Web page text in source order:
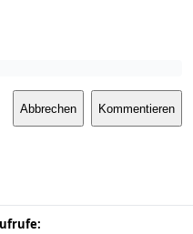
Abbrechen Kommentieren